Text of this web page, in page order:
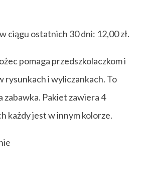
ciągu ostatnich 30 dni: 12,00zł.
pomaga przedszkolaczkom i
rysunkach i wyliczankach. To
zabawka. Pakiet zawiera 4
każdy jest w innym kolorze.